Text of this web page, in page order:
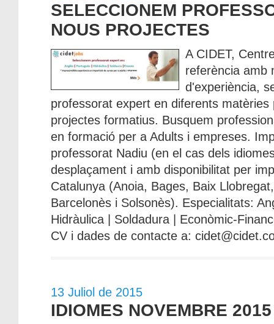
SELECCIONEM
NOUS PROJECTES
A CIDET,
referència amb
d'experiència,
professorat expert en diferents
projectes formatius. Busquem
en formació per a Adults i empreses.
professorat Nadiu (en el cas dels
desplaçament i amb disponibilitat per
Catalunya (Anoia, Bages, Baix
Barcelonès i Solsonès). Especialitats:
Hidràulica | Soldadura | Econòmic-
CV i dades de contacte a:
13 Juliol de 2015
IDIOMES NOVEMBRE 2015